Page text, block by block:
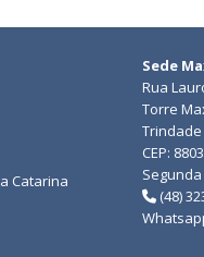
Catarina
Sede
Rua
Torre
Trindade
CEP:
(48)